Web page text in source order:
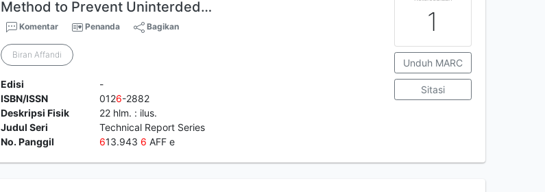
Method to Prevent Uninterded…
Komentar Penanda Bagikan
Biran Affandi
Edisi
-
ISBN/ISSN
0126-2882
Deskripsi Fisik
22 hlm. : ilus.
Judul Seri
Technical Report Series
No. Panggil
613.943 6 AFF e
1
Unduh MARC
Sitasi